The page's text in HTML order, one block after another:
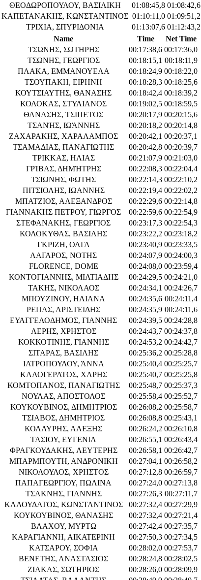
ΘΕΟΔΩΡΟΠΟΥΛΟΥ, ΒΑΣΙΛΙΚΗ 01:08:45,8 01:08:42,6
ΚΑΠΕΤΑΝΑΚΗΣ, ΚΩΝΣΤΑΝΤΙΝΟΣ 01:10:11,0 01:09:51,2
ΤΡΙΧΙΑ, ΣΠΥΡΙΔΟΝΙΑ 01:13:07,6 01:12:43,2
Name Time Net Time
ΤΣΩΝΗΣ, ΣΩΤΗΡΗΣ 00:17:38,6 00:17:36,0
ΤΣΩΝΗΣ, ΓΕΩΡΓΙΟΣ 00:18:15,1 00:18:11,9
ΠΛΑΚΑ, ΕΜΜΑΝΟΥΕΛΑ 00:18:24,9 00:18:22,0
ΤΣΟΥΠΑΚΗ, ΕΙΡΗΝΗ 00:18:28,3 00:18:25,6
ΚΟΥΤΣΙΑΥΤΗΣ, ΘΑΝΑΣΗΣ 00:18:42,4 00:18:39,2
ΚΟΛΟΚΑΣ, ΣΤΥΛΙΑΝΟΣ 00:19:02,5 00:18:59,5
ΘΑΝΑΣΗΣ, ΤΣΙΠΕΤΟΣ 00:20:17,9 00:20:15,6
ΤΣΑΝΉΣ, ΙΩΆΝΝΗΣ 00:20:18,2 00:20:14,8
ΖΑΧΑΡΑΚΗΣ, ΧΑΡΑΛΑΜΠΟΣ 00:20:42,1 00:20:37,1
ΤΣΑΜΑΔΙΑΣ, ΠΑΝΑΓΙΩΤΗΣ 00:20:42,8 00:20:39,7
ΤΡΙΚΚΑΣ, ΗΛΙΑΣ 00:21:07,9 00:21:03,0
ΓΡΊΒΑΣ, ΔΗΜΉΤΡΗΣ 00:22:08,3 00:22:04,4
ΤΣΙΩΝΗΣ, ΦΩΤΗΣ 00:22:14,3 00:22:10,2
ΠΙΤΣΙΟΛΗΣ, ΙΩΑΝΝΗΣ 00:22:19,4 00:22:02,2
ΜΠΑΤΖΙΟΣ, ΑΛΕΞΑΝΔΡΟΣ 00:22:29,6 00:22:14,8
ΓΙΑΝΝΑΚΗΣ ΠΕΤΡΟΥ, ΓΙΩΡΓΟΣ 00:22:59,6 00:22:54,9
ΣΤΕΦΑΝΑΚΗΣ, ΓΕΩΡΓΙΟΣ 00:23:17,3 00:22:54,3
ΚΟΛΟΚΥΘΑΣ, ΒΑΣΙΛΗΣ 00:23:22,2 00:23:18,2
ΓΚΡΙΖΗ, ΟΛΓΑ 00:23:40,9 00:23:33,5
ΛΑΓΑΡΟΣ, ΝΟΤΗΣ 00:24:07,9 00:24:00,3
FLORENCE, DOME 00:24:08,0 00:23:59,4
ΚΟΝΤΟΓΙΑΝΝΗΣ, ΜΙΛΤΙΑΔΗΣ 00:24:29,5 00:24:21,0
ΤΑΚΗΣ, ΝΙΚΟΛΑΟΣ 00:24:34,1 00:24:26,7
ΜΠΟΥΖΙΝΟΥ, ΗΛΙΑΝΑ 00:24:35,6 00:24:11,4
ΡΕΠΑΣ, ΑΡΙΣΤΕΙΔΗΣ 00:24:35,9 00:24:11,6
ΕΥΑΓΓΕΛΟΔΗΜΟΣ, ΓΙΑΝΝΗΣ 00:24:39,5 00:24:28,8
ΛΕΡΗΣ, ΧΡΗΣΤΟΣ 00:24:43,7 00:24:37,8
ΚΟΚΚΟΤΙΝΗΣ, ΓΙΑΝΝΗΣ 00:24:53,2 00:24:42,7
ΣΙΤΑΡΑΣ, ΒΑΣΙΛΗΣ 00:25:36,2 00:25:28,8
ΙΑΤΡΟΠΟΥΛΟΥ, ΆΝΝΑ 00:25:40,4 00:25:25,7
ΚΑΛΟΓΕΡΑΤΟΣ, ΧΑΡΗΣ 00:25:40,7 00:25:25,8
ΚΟΜΤΟΠΑΝΟΣ, ΠΑΝΑΓΙΩΤΗΣ 00:25:48,7 00:25:37,3
ΝΟΥΛΑΣ, ΑΠΟΣΤΟΛΟΣ 00:25:58,4 00:25:52,7
ΚΟΥΚΟΥΒΙΝΟΣ, ΔΗΜΗΤΡΙΟΣ 00:26:08,2 00:25:58,7
ΤΣΙΑΒΟΣ, ΔΗΜΗΤΡΙΟΣ 00:26:08,8 00:25:43,1
ΚΟΛΛΥΡΗΣ, ΑΛΕΞΗΣ 00:26:24,2 00:26:10,8
ΤΑΣΙΟΥ, ΕΥΓΕΝΙΑ 00:26:55,1 00:26:43,4
ΦΡΑΓΚΟΥΔΑΚΗΣ, ΛΕΥΤΕΡΗΣ 00:26:58,1 00:26:42,7
ΜΠΑΡΜΠΟΥΤΗ, ΑΝΔΡΟΝΙΚΗ 00:27:04,1 00:26:58,2
ΝΙΚΟΛΟΥΛΟΣ, ΧΡΗΣΤΟΣ 00:27:12,8 00:26:59,7
ΠΑΠΑΓΕΩΡΓΙΟΥ, ΠΩΛΙΝΑ 00:27:24,0 00:27:13,8
ΤΣΑΚΝΗΣ, ΓΙΑΝΝΗΣ 00:27:26,3 00:27:11,7
ΚΛΑΟΥΔΑΤΟΣ, ΚΩΝΣΤΑΝΤΙΝΟΣ 00:27:32,4 00:27:29,9
ΚΟΥΚΟΥΒΙΝΟΣ, ΘΑΝΑΣΗΣ 00:27:32,4 00:27:21,4
ΒΛΑΧΟΥ, ΜΥΡΤΩ 00:27:42,4 00:27:35,7
ΚΑΡΑΓΙΑΝΝΗ, ΑΙΚΑΤΕΡΙΝΗ 00:27:50,3 00:27:34,5
ΚΑΤΣΑΡΟΥ, ΣΟΦΙΑ 00:28:02,0 00:27:53,7
ΒΕΝΕΤΗΣ, ΑΝΑΣΤΑΣΙΟΣ 00:28:24,8 00:28:02,5
ΖΙΑΚΑΣ, ΣΩΤΗΡΙΟΣ 00:28:26,0 00:28:09,9